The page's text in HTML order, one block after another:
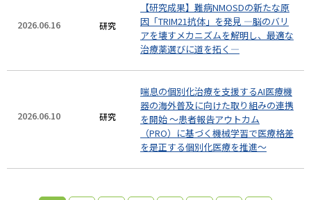
2026.06.16 研究
【研究成果】難病NMOSDの新たな原
因「TRIM21抗体」を発見 ―脳のバリ
アを壊すメカニズムを解明し、最適な
治療薬選びに道を拓く―
2026.06.10 研究
喘息の個別化治療を支援するAI医療機
器の海外普及に向けた取り組みの連携
を開始 〜患者報告アウトカム
（PRO）に基づく機械学習で医療格差
を是正する個別化医療を推進〜